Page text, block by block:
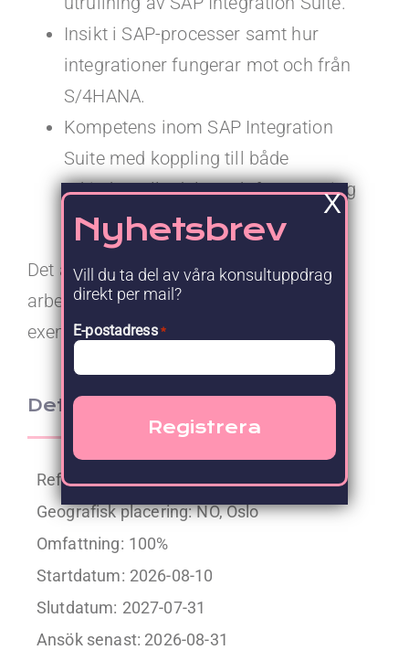
Insikt i SAP-processer samt hur
integrationer fungerar mot och från
S/4HANA.
Kompetens inom SAP Integration
Suite med koppling till både
arkitekturella delar och framtagning
av end-to-end-integrationer.
Det anses som meriterande om du har
arbetat med SAP PO samt S/4HANA,
exempelvis i version 2022 eller 2025.
Detaljer
Referens: 171372
Geografisk placering: NO, Oslo
Omfattning: 100%
Startdatum: 2026-08-10
Slutdatum: 2027-07-31
Ansök senast: 2026-08-31
Nyhetsbrev
Vill du ta del av våra konsultuppdrag
direkt per mail?
E-postadress *
X